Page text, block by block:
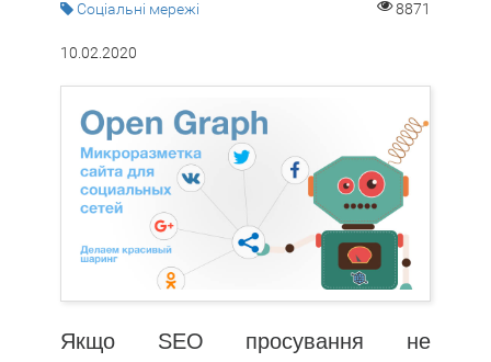
Соціальні мережі 8871
10.02.2020
Якщо SEO просування не